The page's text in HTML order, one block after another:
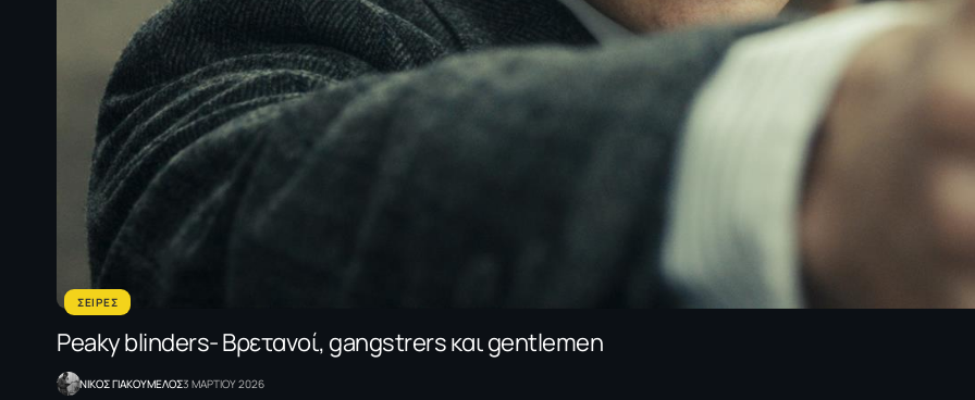
ΣΕΙΡΕΣ
Peaky blinders- Βρετανοί, gangstrers και gentlemen
NΙΚΟΣ ΓΙΑΚΟΥΜΕΛΟΣ3 ΜΑΡΤΙΟΥ 2026